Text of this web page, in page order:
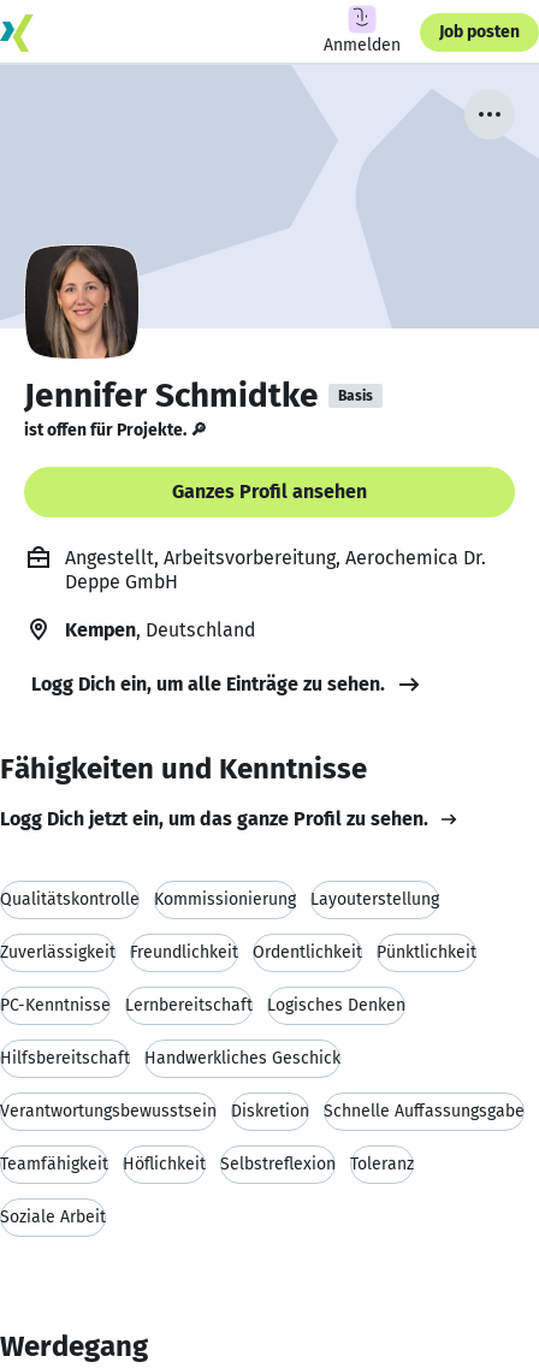
Anmelden
Job posten
Jennifer Schmidtke Basis
ist offen für Projekte. 🔎
Ganzes Profil ansehen
Angestellt, Arbeitsvorbereitung, Aerochemica Dr.
Deppe GmbH
Kempen, Deutschland
Logg Dich ein, um alle Einträge zu sehen.
Fähigkeiten und Kenntnisse
Logg Dich jetzt ein, um das ganze Profil zu sehen.
Qualitätskontrolle Kommissionierung Layouterstellung
Zuverlässigkeit Freundlichkeit Ordentlichkeit Pünktlichkeit
PC-Kenntnisse Lernbereitschaft Logisches Denken
Hilfsbereitschaft Handwerkliches Geschick
Verantwortungsbewusstsein Diskretion Schnelle Auffassungsgabe
Teamfähigkeit Höflichkeit Selbstreflexion Toleranz
Soziale Arbeit
Werdegang